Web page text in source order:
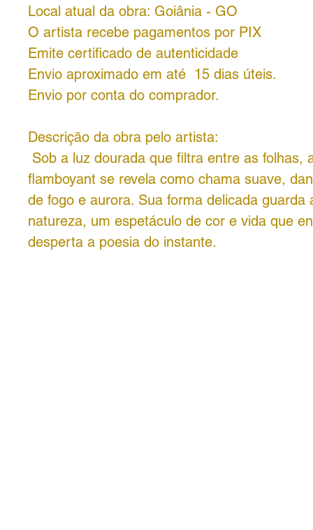
Local atual da obra: Goiânia - GO
O artista recebe pagamentos por PIX
Emite certificado de autenticidade
Envio aproximado em até 15 dias úteis.
Envio por conta do comprador.
Descrição da obra pelo artista:
Sob a luz dourada que filtra entre as folhas,
flamboyant se revela como chama suave,
de fogo e aurora. Sua forma delicada guarda
natureza, um espetáculo de cor e vida que
desperta a poesia do instante.